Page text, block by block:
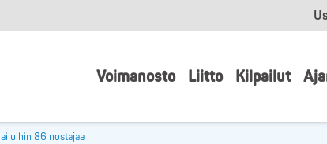
Voimanosto Liitto Kilpailut
86 nostajaa